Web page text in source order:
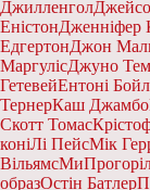
Джилленгол
ЕністонДженніфер
ЕдгертонДжон
МаргулісДжуно
ГетевейЕнтоні Бойл
ТернерКаш Джамбо
Скотт Томас
коніЛі ПейсМік
Вільямс
образОстін Батлер